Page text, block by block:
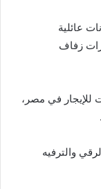
عائلية
زفاف
للإيجار في مصر،
والترفيه